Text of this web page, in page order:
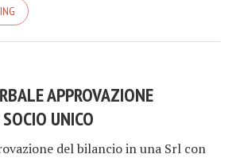
APPROVAZIONE
UNICO​​
del bilancio in una Srl con